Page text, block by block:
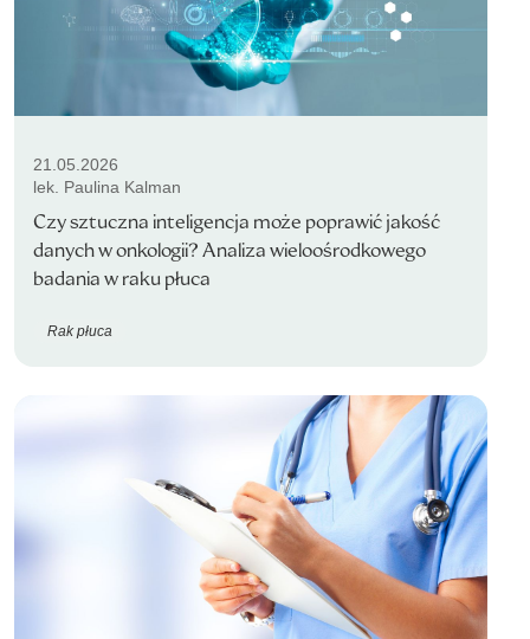
21.05.2026
lek. Paulina Kalman
Czy sztuczna inteligencja może poprawić jakość
danych w onkologii? Analiza wieloośrodkowego
badania w raku płuca
Rak płuca